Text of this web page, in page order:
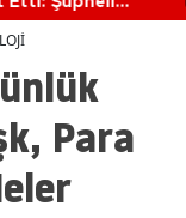
Para